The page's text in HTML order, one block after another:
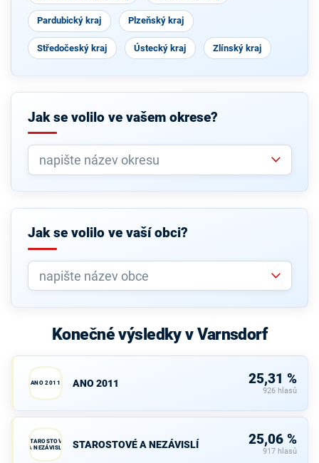
Pardubický kraj Plzeňský kraj
Středočeský kraj Ústecký kraj Zlínský kraj
Jak se volilo ve vašem okrese?
Jak se volilo ve vaší obci?
Konečné výsledky v Varnsdorf
ANO 2011 ANO 2011 25,31 %
926 hlasů
STAROSTOVÉ
A NEZÁVISLÍ
STAROSTOVÉ A NEZÁVISLÍ 25,06 %
917 hlasů